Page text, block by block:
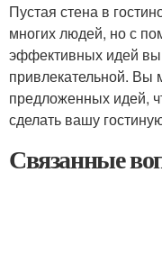
Пустая стена в
многих людей, но с
эффективных идей
привлекательной.
предложенных идей,
сделать вашу
Связанные